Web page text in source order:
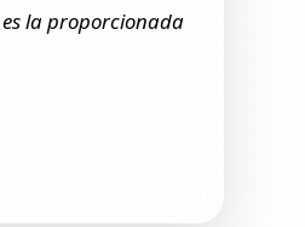
la proporcionada